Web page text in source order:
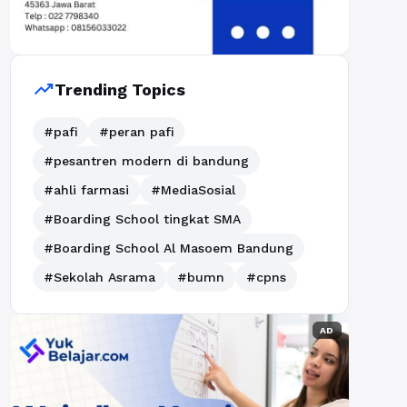
trending_upTrending Topics
#pafi
#peran pafi
#pesantren modern di bandung
#ahli farmasi
#MediaSosial
#Boarding School tingkat SMA
#Boarding School Al Masoem Bandung
#Sekolah Asrama
#bumn #cpns
AD